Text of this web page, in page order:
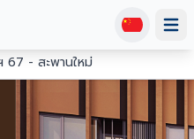
67 - สะพานใหม่